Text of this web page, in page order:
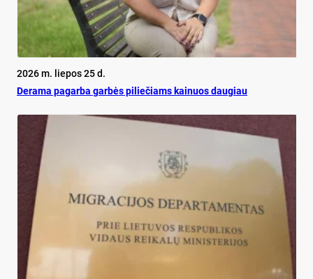
2026 m. liepos 25 d.
De­ra­ma pa­gar­ba gar­bės pi­lie­čiams kai­nuos dau­giau